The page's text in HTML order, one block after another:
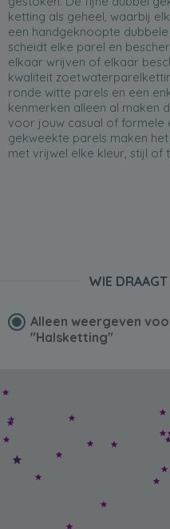
ketting als geheel, waarbij
een handgeknoopte
scheidt elke parel en
elkaar wrijven of elkaar
kwaliteit
ronde witte parels en een
kenmerken alleen al maken
voor jouw casual of formele
gekweekte parels maken
met vrijwel elke kleur, stijl of
WIE
Alleen weergeven
"Halsketting"